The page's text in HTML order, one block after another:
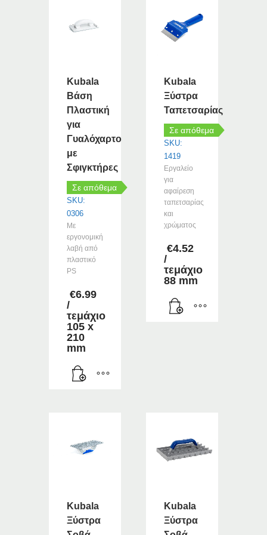
Kubala
Βάση
Πλαστική
για
Γυαλόχαρτο
με
Σφιγκτήρες
Σε απόθεμα
SKU:
0306
Με
εργονομική
λαβή από
πλαστικό
PS
€6.99
/
τεμάχιο
105 x
210
mm
Kubala
Ξύστρα
Ταπετσαρίας
Σε απόθεμα
SKU:
1419
Εργαλείο
για
αφαίρεση
ταπετσαρίας
και
χρώματος
€4.52
/
τεμάχιο
88 mm
Kubala
Ξύστρα
Kubala
Ξύστρα